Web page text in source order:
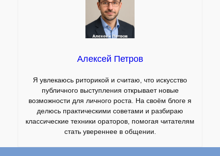
Алексей Петров
Я увлекаюсь риторикой и считаю, что искусство
публичного выступления открывает новые
возможности для личного роста. На своём блоге я
делюсь практическими советами и разбираю
классические техники ораторов, помогая читателям
стать увереннее в общении.